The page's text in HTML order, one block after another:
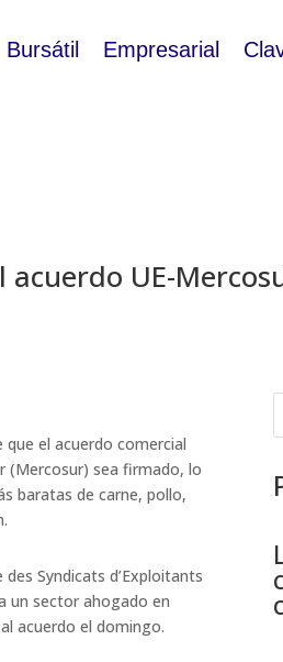
Bursátil Empresarial
UE-
el acuerdo comercial
(Mercosur) sea firmado, lo
baratas de carne, pollo,
Syndicats d’Exploitants
un sector ahogado en
acuerdo el domingo.​